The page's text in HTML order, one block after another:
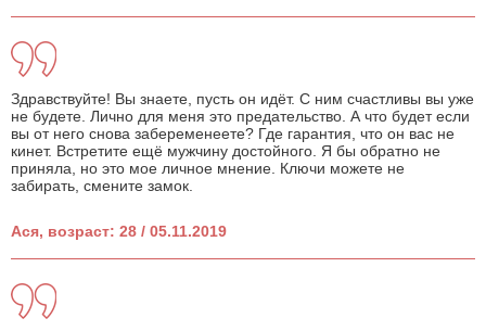
Здравствуйте! Вы знаете, пусть он идёт. С ним счастливы вы уже
не будете. Лично для меня это предательство. А что будет если
вы от него снова забеременеете? Где гарантия, что он вас не
кинет. Встретите ещё мужчину достойного. Я бы обратно не
приняла, но это мое личное мнение. Ключи можете не
забирать, смените замок.
Ася, возраст: 28 / 05.11.2019